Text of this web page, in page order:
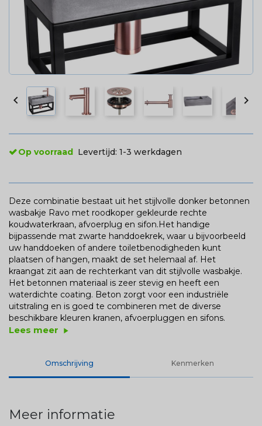
 
Op voorraad Levertijd: 1-3 werkdagen
Deze combinatie bestaat uit het stijlvolle donker betonnen
wasbakje Ravo met roodkoper gekleurde rechte
koudwaterkraan, afvoerplug en sifon.Het handige
bijpassende mat zwarte handdoekrek, waar u bijvoorbeeld
uw handdoeken of andere toiletbenodigheden kunt
plaatsen of hangen, maakt de set helemaal af. Het
kraangat zit aan de rechterkant van dit stijlvolle wasbakje.
Het betonnen materiaal is zeer stevig en heeft een
waterdichte coating. Beton zorgt voor een industriële
uitstraling en is goed te combineren met de diverse
beschikbare kleuren kranen, afvoerpluggen en sifons.
Lees meer play_arrow
Omschrijving Kenmerken
Meer informatie